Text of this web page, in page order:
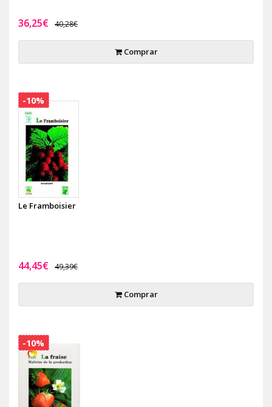
36,25€ 40,28€
Comprar
Le Framboisier
44,45€ 49,39€
Comprar
-10%
-10%